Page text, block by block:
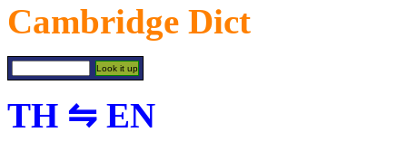
Cambridge Dict
TH ⇋ EN